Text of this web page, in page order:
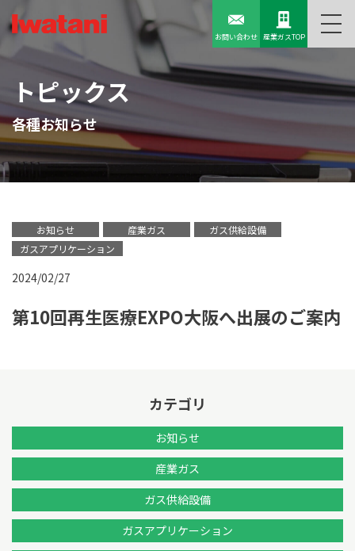
お問い合わせ 産業ガスTOP
トピックス
各種お知らせ
お知らせ 産業ガス
ガス供給設備
ガスアプリケーション
2024/02/27
第10回再生医療EXPO大阪へ出展のご案内
カテゴリ
お知らせ
産業ガス
ガス供給設備
ガスアプリケーション